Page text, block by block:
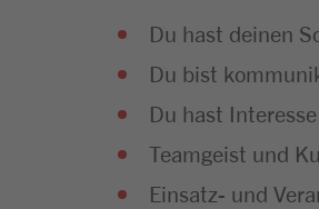
Du hast deinen
Du bist
Du hast
Teamgeist und
Einsatz- und